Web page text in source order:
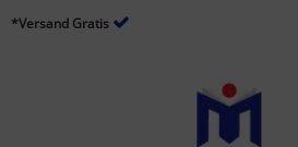
*Versand Gratis